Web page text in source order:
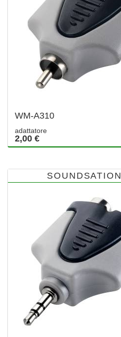
WM-A310
adattatore
2,00 €
SOUNDSATION